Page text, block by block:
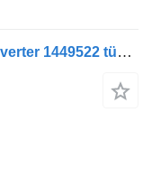
Pingemuundur Scania Voltage converter 1449522 tüübi jaoks sadulveoki Scania 124